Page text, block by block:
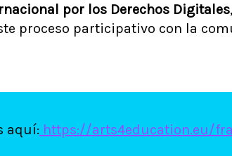
por los Derechos Digitales
proceso participativo con la
aquí: https://arts4education.eu/